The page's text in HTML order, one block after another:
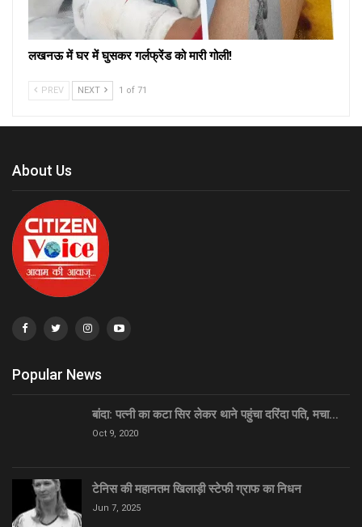
लखनऊ में घर में घुसकर गर्लफ्रेंड को मारी गोली!
PREV NEXT 1 of 71
About Us
Popular News
बांदा: पत्नी का कटा सिर लेकर थाने पहुंचा दरिंदा पति, मचा…
Oct 9, 2020
टेनिस की महानतम खिलाड़ी स्टेफी ग्राफ का निधन
Jun 7, 2025